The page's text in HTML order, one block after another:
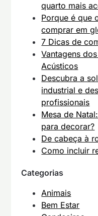
quarto mais
Porque é que
comprar em
7 Dicas de
Vantagens
Acústicos
Descubra a
industrial e
profissionais
Mesa de
para decorar?
De cabeça à
Como incluir
Categorias
Animais
Bem Estar